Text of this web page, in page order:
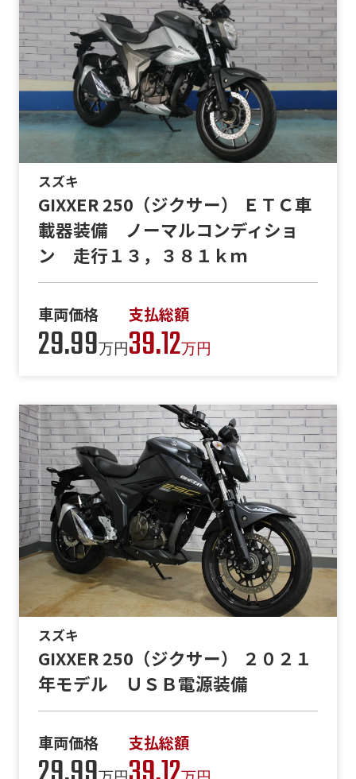
スズキ
GIXXER 250（ジクサー） ＥＴＣ車
載器装備 ノーマルコンディショ
ン 走行１３，３８１ｋｍ
車両価格
29.99万円
支払総額
39.12万円
スズキ
GIXXER 250（ジクサー） ２０２１
年モデル ＵＳＢ電源装備
車両価格 支払総額